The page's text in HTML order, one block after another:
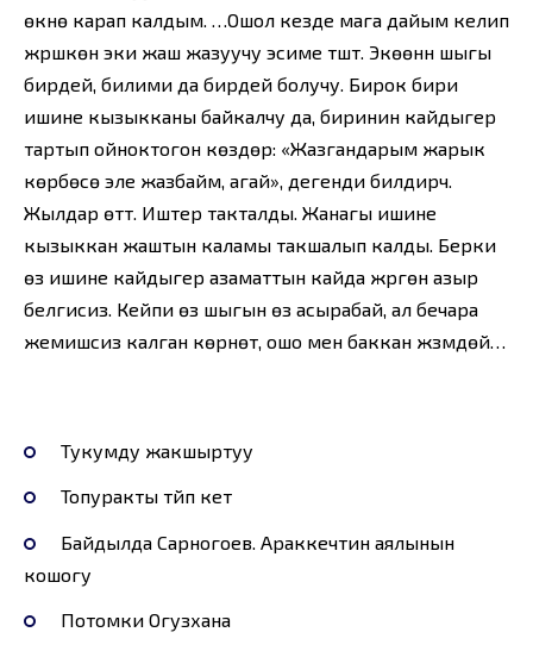
өкүнө карап калдым. …Ошол кезде мага дайым келип
жүрүшкөн эки жаш жазуучу эсиме түштү. Экөөнүн шыгы
бирдей, билими да бирдей болучу. Бирок бири
ишине кызыкканы байкалчу да, биринин кайдыгер
тартып ойноктогон көздөрү: «Жазгандарым жарык
көрбөсө эле жазбайм, агай», дегенди билдирчү.
Жылдар өттү. Иштер такталды. Жанагы ишине
кызыккан жаштын каламы такшалып калды. Берки
өз ишине кайдыгер азаматтын кайда жүргөнү азыр
белгисиз. Кейпи өз шыгын өзү асырабай, ал бечара
жемишсиз калган көрүнөт, ошо мен баккан жүзүмдөй…
Тукумду жакшыртуу
Топуракты түйүп кетүү
Байдылда Сарногоев. Араккечтин аялынын
кошогу
Потомки Огузхана